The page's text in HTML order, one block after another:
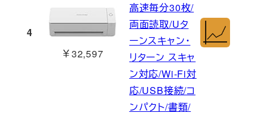
4
￥32,597
高速毎分30枚/
両面読取/Uタ
ーンスキャン・
リターン スキャ
ン対応/Wi-Fi対
応/USB接続/コ
ンパクト/書類/